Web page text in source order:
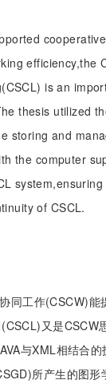
efficiency,the
is an
thesis utilized
storing and
the computer
system,ensuring
of CSCL.
同工作(CSCW)能
又是CSCW
与XML相结合
所产生的图形